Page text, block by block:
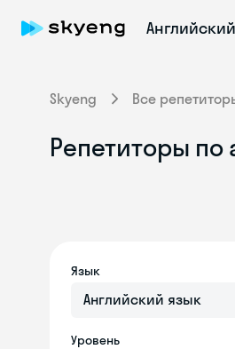
Английский
Skyeng Все
Репетиторы по
Язык
Английский язык
Уровень